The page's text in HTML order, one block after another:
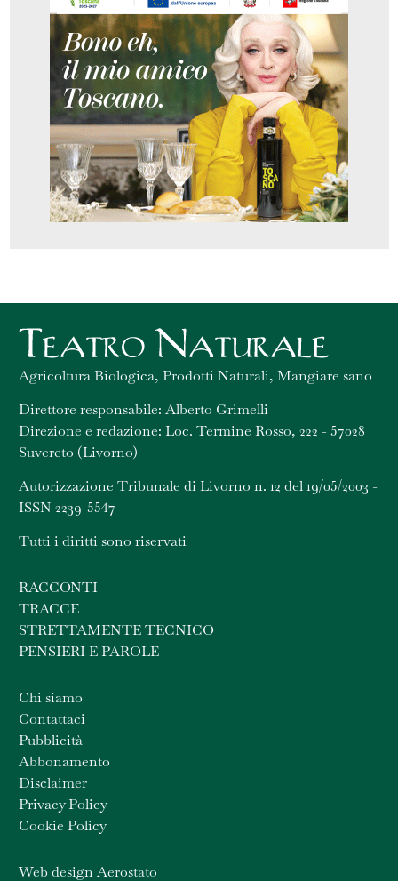
Agricoltura Biologica, Prodotti Naturali, Mangiare sano
Direttore responsabile: Alberto Grimelli
Direzione e redazione: Loc. Termine Rosso, 222 - 57028
Suvereto (Livorno)
Autorizzazione Tribunale di Livorno n. 12 del 19/05/2003 -
ISSN 2239-5547
Tutti i diritti sono riservati
RACCONTI
TRACCE
STRETTAMENTE TECNICO
PENSIERI E PAROLE
Chi siamo
Contattaci
Pubblicità
Abbonamento
Disclaimer
Privacy Policy
Cookie Policy
Web design Aerostato